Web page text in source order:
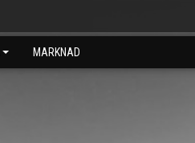
MARKNAD